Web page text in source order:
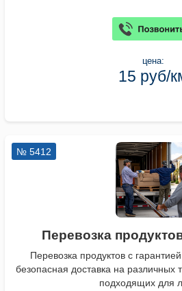
цена:
15 руб/
№ 5412
Перевозка
Перевозка продуктов с
безопасная доставка на различных
подходящих для